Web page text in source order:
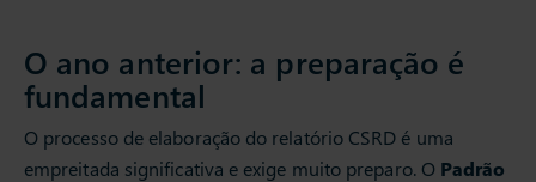
O ano anterior: a preparação é
fundamental
O processo de elaboração do relatório CSRD é uma
empreitada significativa e exige muito preparo. O Padrão